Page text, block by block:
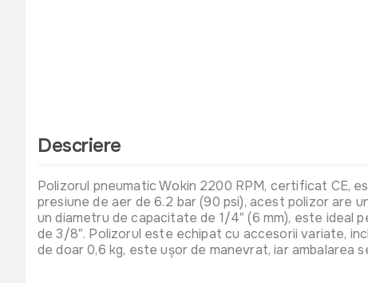
Descriere
Polizorul pneumatic Wokin 2200 RPM, certificat CE,
presiune de aer de 6.2 bar (90 psi), acest polizor are
un diametru de capacitate de 1/4″ (6 mm), este
de 3/8″. Polizorul este echipat cu accesorii variate,
de doar 0,6 kg, este ușor de manevrat, iar